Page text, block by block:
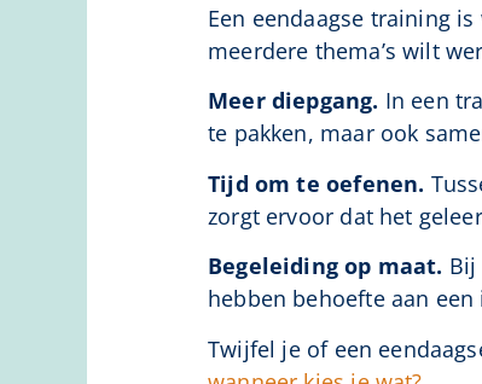
Een eendaagse training
meerdere thema’s wilt
Meer diepgang. In een
te pakken, maar ook
Tijd om te oefenen.
zorgt ervoor dat het
Begeleiding op maat.
hebben behoefte aan
Twijfel je of een